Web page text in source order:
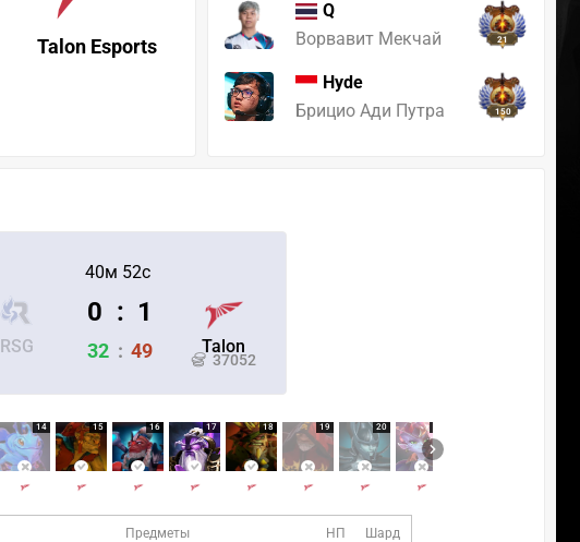
Q
Ворвавит Мекчай
21
Hyde
Брицио Ади Путра
150
Talon Esports
40м 52с
RSG Talon
37052
0 : 1
32 : 49
14 15 16 17 18 19 20
Предметы НП Шард